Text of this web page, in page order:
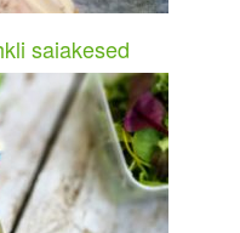
saiakesed